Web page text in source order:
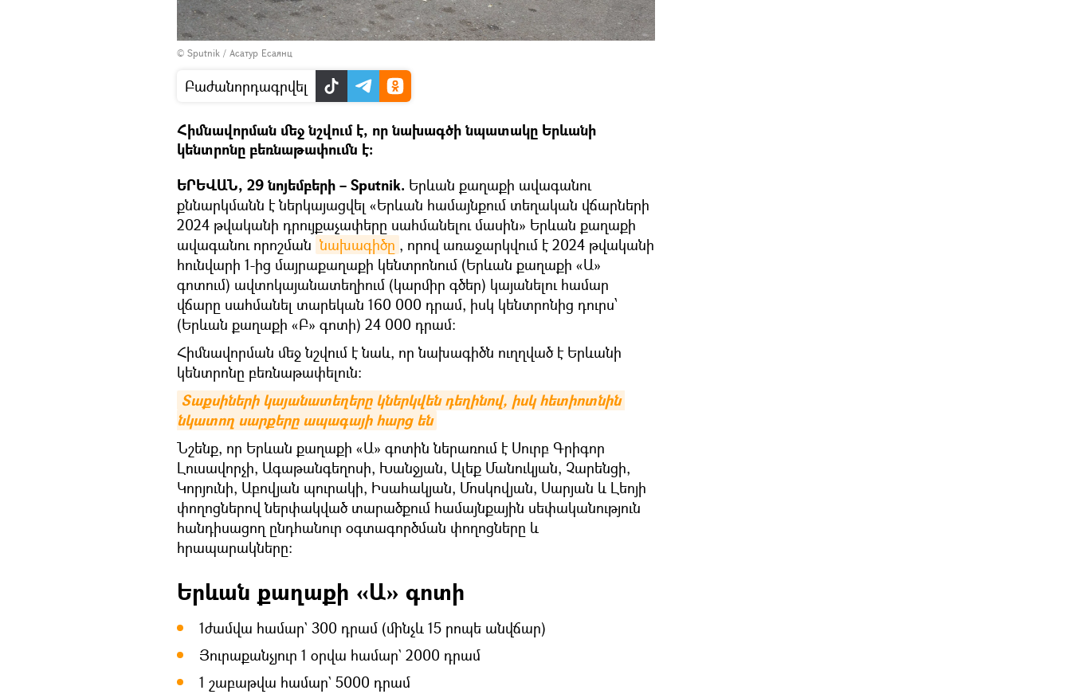
© Sputnik / Асатур Есаянц
Բաժանորդագրվել
Հիմնավորման մեջ նշվում է, որ նախագծի նպատակը Երևանի
կենտրոնը բեռնաթափումն է:
ԵՐԵՎԱՆ, 29 նոյեմբերի – Sputnik. Երևան քաղաքի ավագանու
քննարկմանն է ներկայացվել «Երևան համայնքում տեղական վճարների
2024 թվականի դրույքաչափերը սահմանելու մասին» Երևան քաղաքի
ավագանու որոշման նախագիծը , որով առաջարկվում է 2024 թվականի
հունվարի 1-ից մայրաքաղաքի կենտրոնում (Երևան քաղաքի «Ա»
գոտում) ավտոկայանատեղիում (կարմիր գծեր) կայանելու համար
վճարը սահմանել տարեկան 160 000 դրամ, իսկ կենտրոնից դուրս՝
(Երևան քաղաքի «Բ» գոտի) 24 000 դրամ։
Հիմնավորման մեջ նշվում է նաև, որ նախագիծն ուղղված է Երևանի
կենտրոնը բեռնաթափելուն:
Տաքսիների կայանատեղերը կներկվեն դեղինով, իսկ հետիոտնին
նկատող սարքերը ապագայի հարց են
Նշենք, որ Երևան քաղաքի «Ա» գոտին ներառում է Սուրբ Գրիգոր
Լուսավորչի, Ագաթանգեղոսի, Խանջյան, Ալեք Մանուկյան, Չարենցի,
Կորյունի, Աբովյան պուրակի, Իսահակյան, Մոսկովյան, Սարյան և Լեոյի
փողոցներով ներփակված տարածքում համայնքային սեփականություն
հանդիսացող ընդհանուր օգտագործման փողոցները և
հրապարակները։
Երևան քաղաքի «Ա» գոտի
1ժամվա համար` 300 դրամ (մինչև 15 րոպե անվճար)
Յուրաքանչյուր 1 օրվա համար` 2000 դրամ
1 շաբաթվա համար` 5000 դրամ